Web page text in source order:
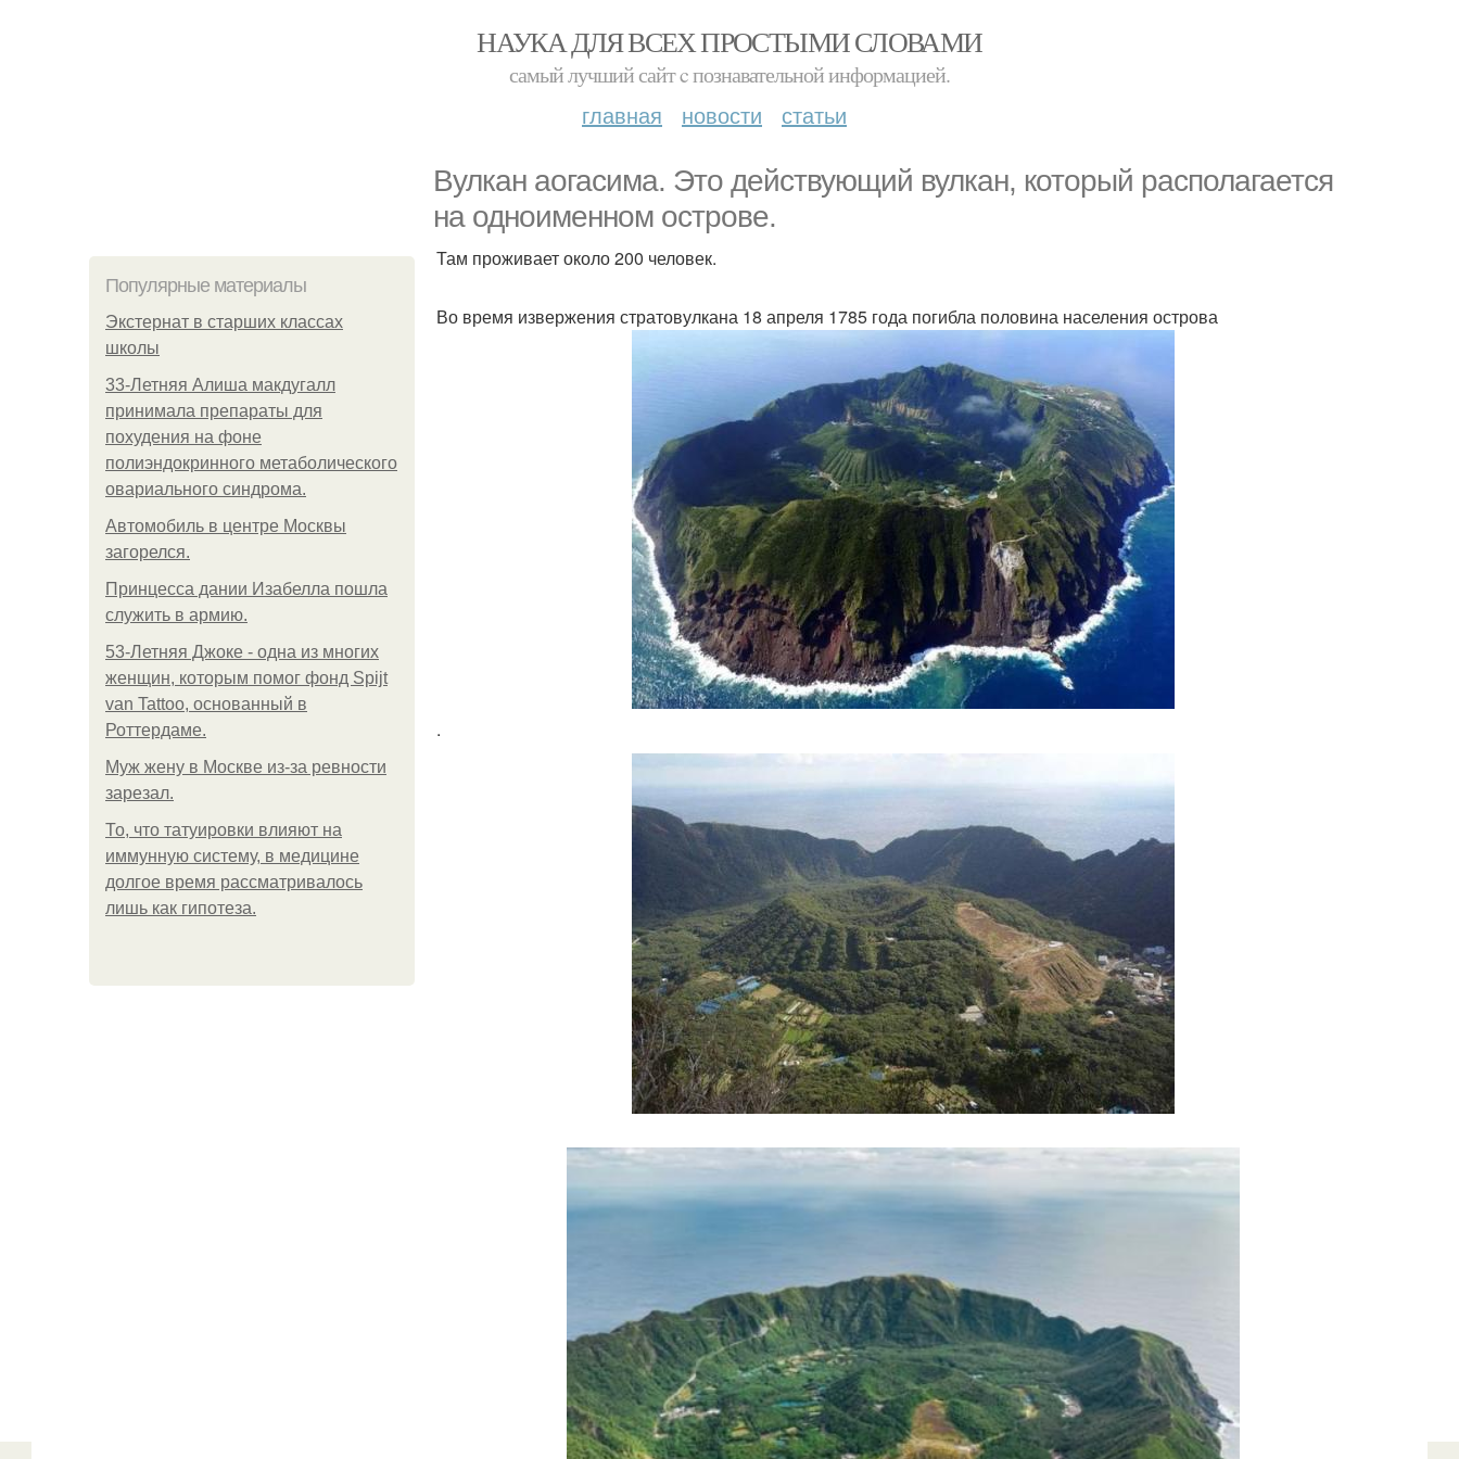
НАУКА ДЛЯ ВСЕХ ПРОСТЫМИ СЛОВАМИ
самый лучший сайт c познавательной информацией.
главная новости статьи
Вулкан аогасима. Это действующий вулкан, который располагается
на одноименном острове.
Популярные материалы
Экстернат в старших классах
школы
33-Летняя Алиша макдугалл
принимала препараты для
похудения на фоне
полиэндокринного метаболического
овариального синдрома.
Автомобиль в центре Москвы
загорелся.
Принцесса дании Изабелла пошла
служить в армию.
53-Летняя Джоке - одна из многих
женщин, которым помог фонд Spijt
van Tattoo, основанный в
Роттердаме.
Mуж жену в Москве из-за ревности
зарезал.
То, что татуировки влияют на
иммунную систему, в медицине
долгое время рассматривалось
лишь как гипотеза.
Там проживает около 200 человек.
Во время извержения стратовулкана 18 апреля 1785 года погибла половина населения острова
.